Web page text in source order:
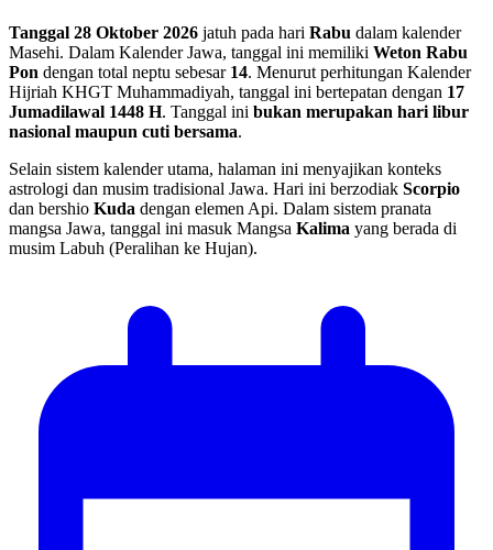
Tanggal 28 Oktober 2026 jatuh pada hari Rabu dalam kalender
Masehi. Dalam Kalender Jawa, tanggal ini memiliki Weton Rabu
Pon dengan total neptu sebesar 14. Menurut perhitungan Kalender
Hijriah KHGT Muhammadiyah, tanggal ini bertepatan dengan 17
Jumadilawal 1448 H. Tanggal ini bukan merupakan hari libur
nasional maupun cuti bersama.
Selain sistem kalender utama, halaman ini menyajikan konteks
astrologi dan musim tradisional Jawa. Hari ini berzodiak Scorpio
dan bershio Kuda dengan elemen Api. Dalam sistem pranata
mangsa Jawa, tanggal ini masuk Mangsa Kalima yang berada di
musim Labuh (Peralihan ke Hujan).